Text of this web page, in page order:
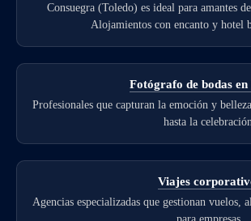
Consuegra (Toledo) es ideal para amantes
Alojamientos con encanto y hotel
Fotógrafo de bodas
Profesionales que capturan la emoción y
hasta la celebración.
Viajes
Agencias especializadas que gestionan vuelos,